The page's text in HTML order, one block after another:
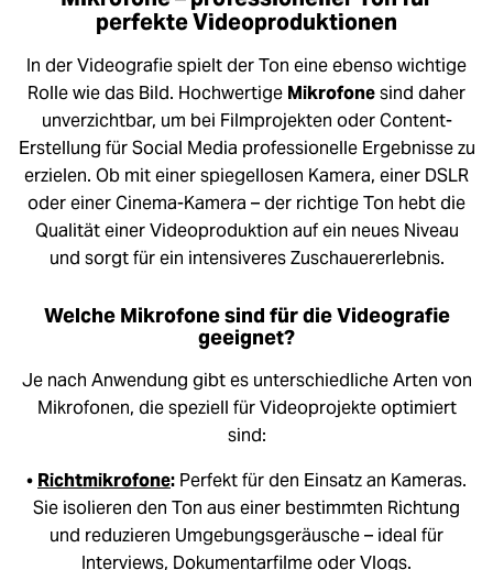
perfekte Videoproduktionen
In der Videografie spielt der Ton eine ebenso wichtige
Rolle wie das Bild. Hochwertige Mikrofonesind daher
unverzichtbar, um bei Filmprojekten oder Content-
Erstellung für Social Media professionelle Ergebnisse zu
erzielen. Ob mit einer spiegellosen Kamera, einer DSLR
oder einer Cinema-Kamera – der richtige Ton hebt die
Qualität einer Videoproduktion auf ein neues Niveau
und sorgt für ein intensiveres Zuschauererlebnis.
Welche Mikrofone sind für die Videografie
geeignet?
Je nach Anwendung gibt es unterschiedliche Arten von
Mikrofonen, die speziell für Videoprojekte optimiert
sind:
• Richtmikrofone: Perfekt für den Einsatz an Kameras.
Sie isolieren den Ton aus einer bestimmten Richtung
und reduzieren Umgebungsgeräusche – ideal für
Interviews, Dokumentarfilme oder Vlogs.